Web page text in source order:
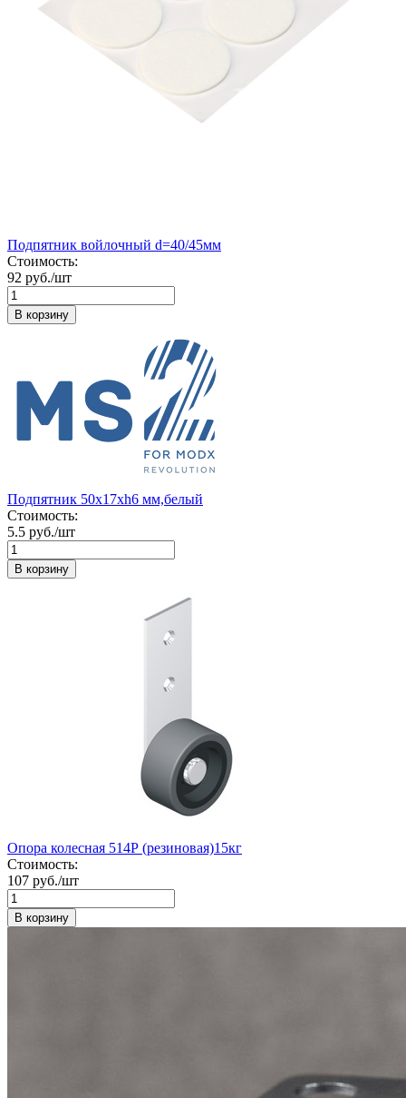
Подпятник войлочный d=40/45мм
Стоимость:
92 руб./шт
В корзину
Подпятник 50х17хh6 мм,белый
Стоимость:
5.5 руб./шт
В корзину
Опора колесная 514Р (резиновая)15кг
Стоимость:
107 руб./шт
В корзину